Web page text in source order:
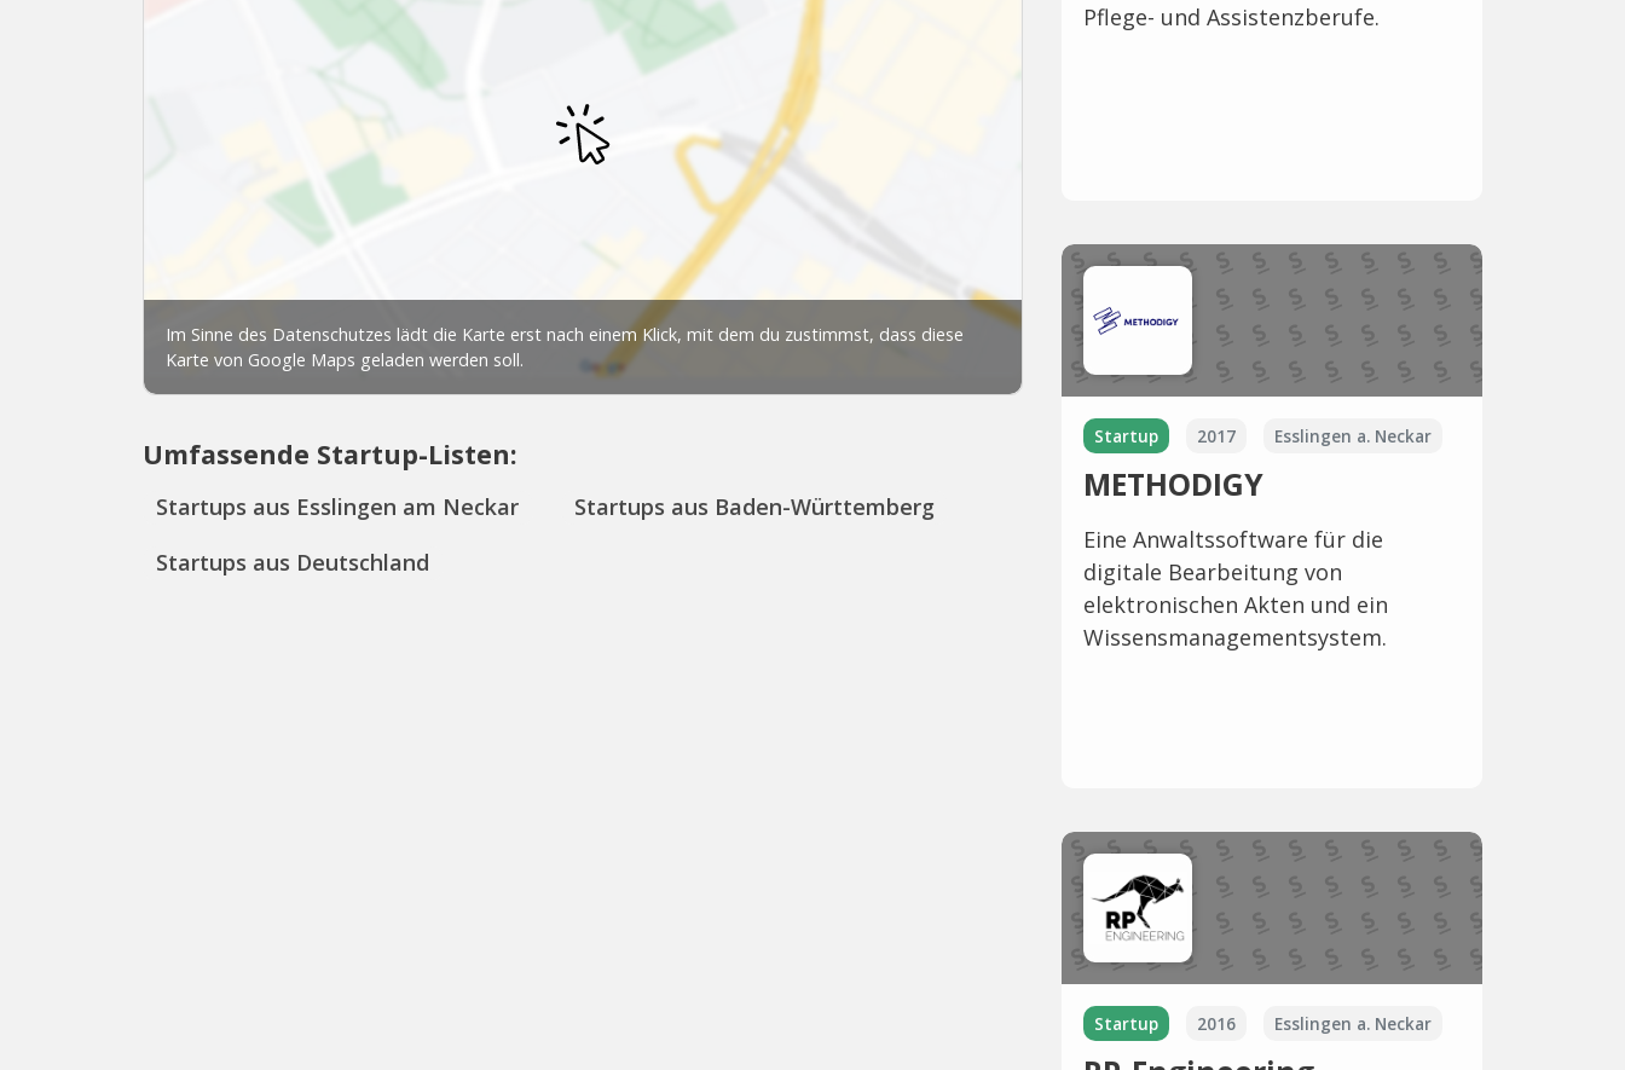
Umfassende Startup-Listen:
Startups aus Esslingen am Neckar
Startups aus Baden-Württemberg
Startups aus Deutschland
Pflege- und Assistenzberufe.
Startup 2017 Esslingen a. Neckar
METHODIGY
Eine Anwaltssoftware für die
digitale Bearbeitung von
elektronischen Akten und ein
Wissensmanagementsystem.
Startup 2016 Esslingen a. Neckar